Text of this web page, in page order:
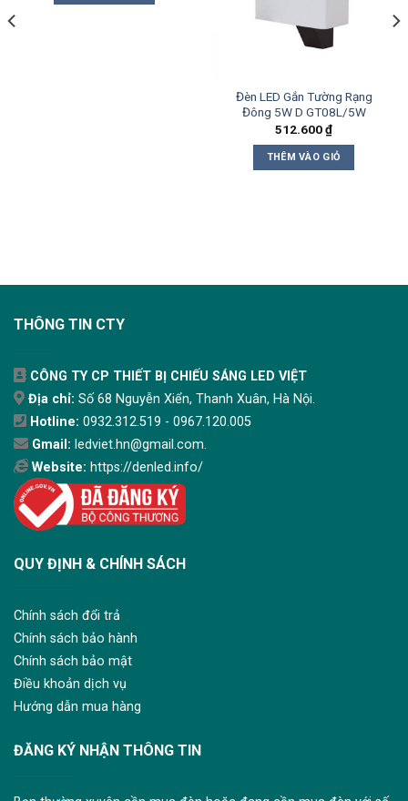
Đèn LED Gắn Tường Rạng
Đông 5W D GT08L/5W
512.600₫
THÊM VÀO GIỎ
THÔNG TIN CTY
CÔNG TY CP THIẾT BỊ CHIẾU SÁNG LED VIỆT
Địa chỉ: Số 68 Nguyễn Xiển, Thanh Xuân, Hà Nội.
Hotline: 0932.312.519 - 0967.120.005
Gmail: ledviet.hn@gmail.com.
Website: https://denled.info/
QUY ĐỊNH & CHÍNH SÁCH
Chính sách đổi trả
Chính sách bảo hành
Chính sách bảo mật
Điều khoản dịch vụ
Hướng dẫn mua hàng
ĐĂNG KÝ NHẬN THÔNG TIN